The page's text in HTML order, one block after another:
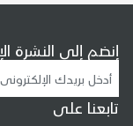
إنضم إلى النشرة
تابعنا على